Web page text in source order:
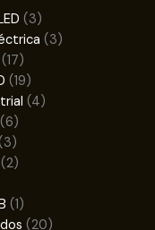
33
productos
33
1717
productos
1919
productos
44
66
productos
33
productos
22
11
producto
2020